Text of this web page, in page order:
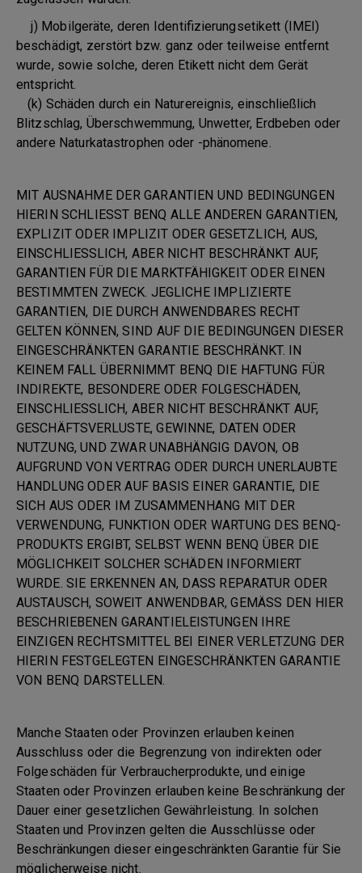
j) Mobilgeräte, deren Identifizierungsetikett (IMEI)
beschädigt, zerstört bzw. ganz oder teilweise entfernt
wurde, sowie solche, deren Etikett nicht dem Gerät
entspricht.
(k) Schäden durch ein Naturereignis, einschließlich
Blitzschlag, Überschwemmung, Unwetter, Erdbeben oder
andere Naturkatastrophen oder -phänomene.
MIT AUSNAHME DER GARANTIEN UND BEDINGUNGEN
HIERIN SCHLIESST BENQ ALLE ANDEREN GARANTIEN,
EXPLIZIT ODER IMPLIZIT ODER GESETZLICH, AUS,
EINSCHLIESSLICH, ABER NICHT BESCHRÄNKT AUF,
GARANTIEN FÜR DIE MARKTFÄHIGKEIT ODER EINEN
BESTIMMTEN ZWECK. JEGLICHE IMPLIZIERTE
GARANTIEN, DIE DURCH ANWENDBARES RECHT
GELTEN KÖNNEN, SIND AUF DIE BEDINGUNGEN DIESER
EINGESCHRÄNKTEN GARANTIE BESCHRÄNKT. IN
KEINEM FALL ÜBERNIMMT BENQ DIE HAFTUNG FÜR
INDIREKTE, BESONDERE ODER FOLGESCHÄDEN,
EINSCHLIESSLICH, ABER NICHT BESCHRÄNKT AUF,
GESCHÄFTSVERLUSTE, GEWINNE, DATEN ODER
NUTZUNG, UND ZWAR UNABHÄNGIG DAVON, OB
AUFGRUND VON VERTRAG ODER DURCH UNERLAUBTE
HANDLUNG ODER AUF BASIS EINER GARANTIE, DIE
SICH AUS ODER IM ZUSAMMENHANG MIT DER
VERWENDUNG, FUNKTION ODER WARTUNG DES BENQ-
PRODUKTS ERGIBT, SELBST WENN BENQ ÜBER DIE
MÖGLICHKEIT SOLCHER SCHÄDEN INFORMIERT
WURDE. SIE ERKENNEN AN, DASS REPARATUR ODER
AUSTAUSCH, SOWEIT ANWENDBAR, GEMÄSS DEN HIER
BESCHRIEBENEN GARANTIELEISTUNGEN IHRE
EINZIGEN RECHTSMITTEL BEI EINER VERLETZUNG DER
HIERIN FESTGELEGTEN EINGESCHRÄNKTEN GARANTIE
VON BENQ DARSTELLEN.
Manche Staaten oder Provinzen erlauben keinen
Ausschluss oder die Begrenzung von indirekten oder
Folgeschäden für Verbraucherprodukte, und einige
Staaten oder Provinzen erlauben keine Beschränkung der
Dauer einer gesetzlichen Gewährleistung. In solchen
Staaten und Provinzen gelten die Ausschlüsse oder
Beschränkungen dieser eingeschränkten Garantie für Sie
möglicherweise nicht.